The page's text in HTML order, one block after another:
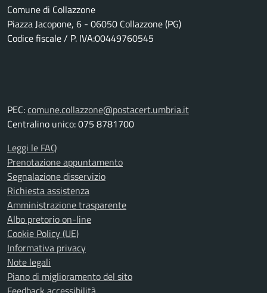
Comune di Collazzone
Piazza Jacopone, 6 - 06050 Collazzone (PG)
Codice fiscale / P. IVA:00449760545
PEC:comune.collazzone@postacert.umbria.it
Centralino unico: 075 8781700
Leggi le FAQ
Prenotazione appuntamento
Segnalazione disservizio
Richiesta assistenza
Amministrazione trasparente
Albo pretorio on-line
Cookie Policy (UE)
Informativa privacy
Note legali
Piano di miglioramento del sito